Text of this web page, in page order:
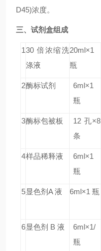
D45)浓度。
三、试剂盒组成
130 倍浓缩洗
涤液
20ml×1
瓶
2酶标试剂
6ml×1
瓶
3酶标包被板
12 孔×8
条
4样品稀释液
6ml×1
瓶
5显色剂A 液 6ml×1 瓶
6显色剂 B 液
6ml×1/
瓶